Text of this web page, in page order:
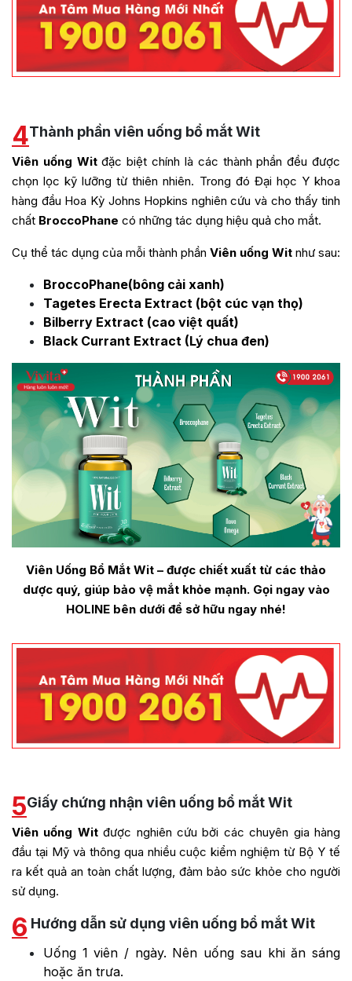
4Thành phần viên uống bổ mắt Wit
Viên uống Witđặc biệt chính là các thành phần đều được
chọn lọc kỹ lưỡng từ thiên nhiên. Trong đó Đại học Y khoa
hàng đầu Hoa Kỳ Johns Hopkins nghiên cứu và cho thấy tinh
chất BroccoPhane có những tác dụng hiệu quả cho mắt.
Cụ thể tác dụng của mỗi thành phần Viên uống Wit như sau:
BroccoPhane(bông cải xanh)
Tagetes Erecta Extract (bột cúc vạn thọ)
Bilberry Extract (cao việt quất)
Black Currant Extract (Lý chua đen)
Viên Uống Bổ Mắt Wit – được chiết xuất từ các thảo
dược quý, giúp bảo vệ mắt khỏe mạnh. Gọi ngay vào
HOLINE bên dưới để sở hữu ngay nhé!
5Giấy chứng nhận viên uống bổ mắt Wit
Viên uống Witđược nghiên cứu bởi các chuyên gia hàng
đầu tại Mỹ và thông qua nhiều cuộc kiểm nghiệm từ Bộ Y tế
ra kết quả an toàn chất lượng, đảm bảo sức khỏe cho người
sử dụng.
6 Hướng dẫn sử dụng viên uống bổ mắt Wit
Uống 1 viên / ngày. Nên uống sau khi ăn sáng
hoặc ăn trưa.